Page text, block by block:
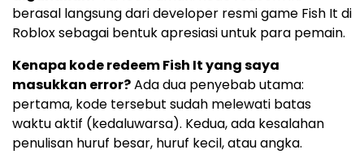
berasal langsung dari developer resmi game Fish It di
Roblox sebagai bentuk apresiasi untuk para pemain.
Kenapa kode redeem Fish It yang saya
masukkan error?Ada dua penyebab utama:
pertama, kode tersebut sudah melewati batas
waktu aktif (kedaluwarsa). Kedua, ada kesalahan
penulisan huruf besar, huruf kecil, atau angka.